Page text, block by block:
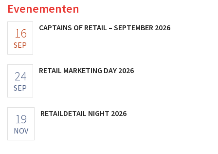
Evenementen
16
SEP
CAPTAINS OF RETAIL – SEPTEMBER 2026
24
SEP
RETAIL MARKETING DAY 2026
19
NOV
RETAILDETAIL NIGHT 2026